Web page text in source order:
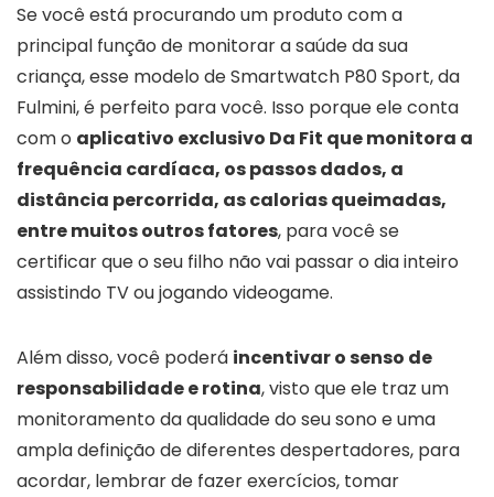
Se você está procurando um produto com a
principal função de monitorar a saúde da sua
criança, esse modelo de Smartwatch P80 Sport, da
Fulmini, é perfeito para você. Isso porque ele conta
com o aplicativo exclusivo Da Fit que monitora a
frequência cardíaca, os passos dados, a
distância percorrida, as calorias queimadas,
entre muitos outros fatores, para você se
certificar que o seu filho não vai passar o dia inteiro
assistindo TV ou jogando videogame.
Além disso, você poderá incentivar o senso de
responsabilidade e rotina, visto que ele traz um
monitoramento da qualidade do seu sono e uma
ampla definição de diferentes despertadores, para
acordar, lembrar de fazer exercícios, tomar